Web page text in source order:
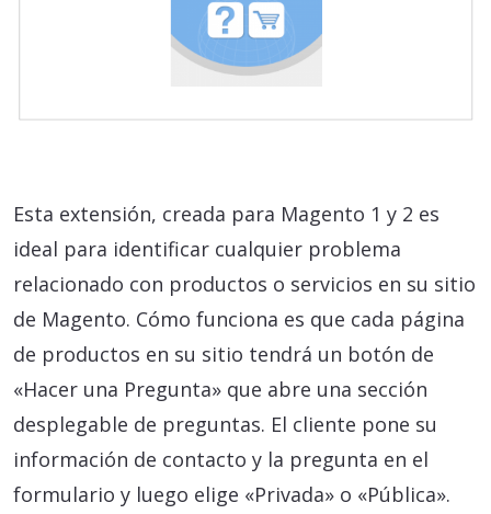
Esta extensión, creada para Magento 1 y 2 es
ideal para identificar cualquier problema
relacionado con productos o servicios en su sitio
de Magento. Cómo funciona es que cada página
de productos en su sitio tendrá un botón de
«Hacer una Pregunta» que abre una sección
desplegable de preguntas. El cliente pone su
información de contacto y la pregunta en el
formulario y luego elige «Privada» o «Pública».